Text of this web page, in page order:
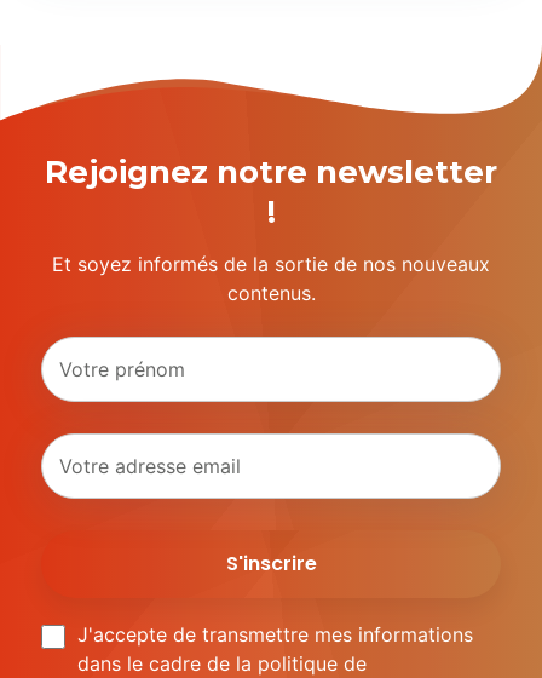
Rejoignez notre newsletter
!
Et soyez informés de la sortie de nos nouveaux
contenus.
J'accepte de transmettre mes informations
dans le cadre de la politique de